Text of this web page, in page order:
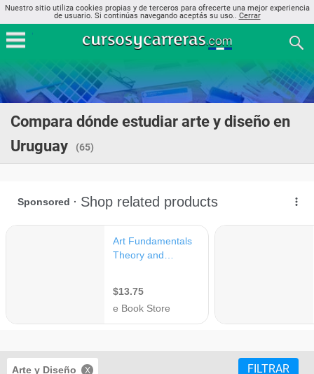
Nuestro sitio utiliza cookies propias y de terceros para ofrecerte una mejor experiencia
de usuario. Si continúas navegando aceptás su uso.. Cerrar
Compara dónde estudiar arte y diseño en
Uruguay
(65)
Arte y Diseño FILTRAR